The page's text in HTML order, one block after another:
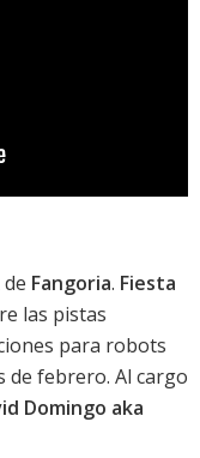
Fangoria. Fiesta
las pistas
para robots
de febrero. Al cargo
Domingo aka